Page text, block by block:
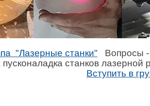
"Лазерные станки" Вопросы -
станков лазерной
Вступить в